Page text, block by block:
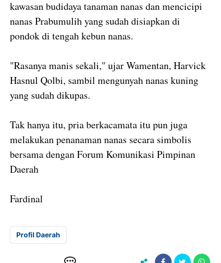
kawasan budidaya tanaman nanas dan mencicipi
nanas Prabumulih yang sudah disiapkan di
pondok di tengah kebun nanas.
"Rasanya manis sekali," ujar Wamentan, Harvick
Hasnul Qolbi, sambil mengunyah nanas kuning
yang sudah dikupas.
Tak hanya itu, pria berkacamata itu pun juga
melakukan penanaman nanas secara simbolis
bersama dengan Forum Komunikasi Pimpinan
Daerah
Fardinal
Profil Daerah